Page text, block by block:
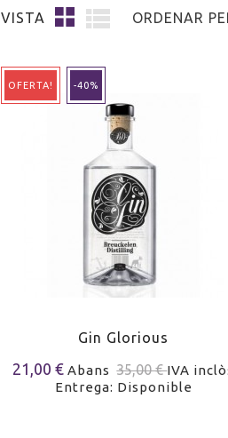
VISTA ORDENAR
OFERTA! -40%
Gin Glorious
21,00 €Abans 35,00 €IVA
Entrega: Disponible